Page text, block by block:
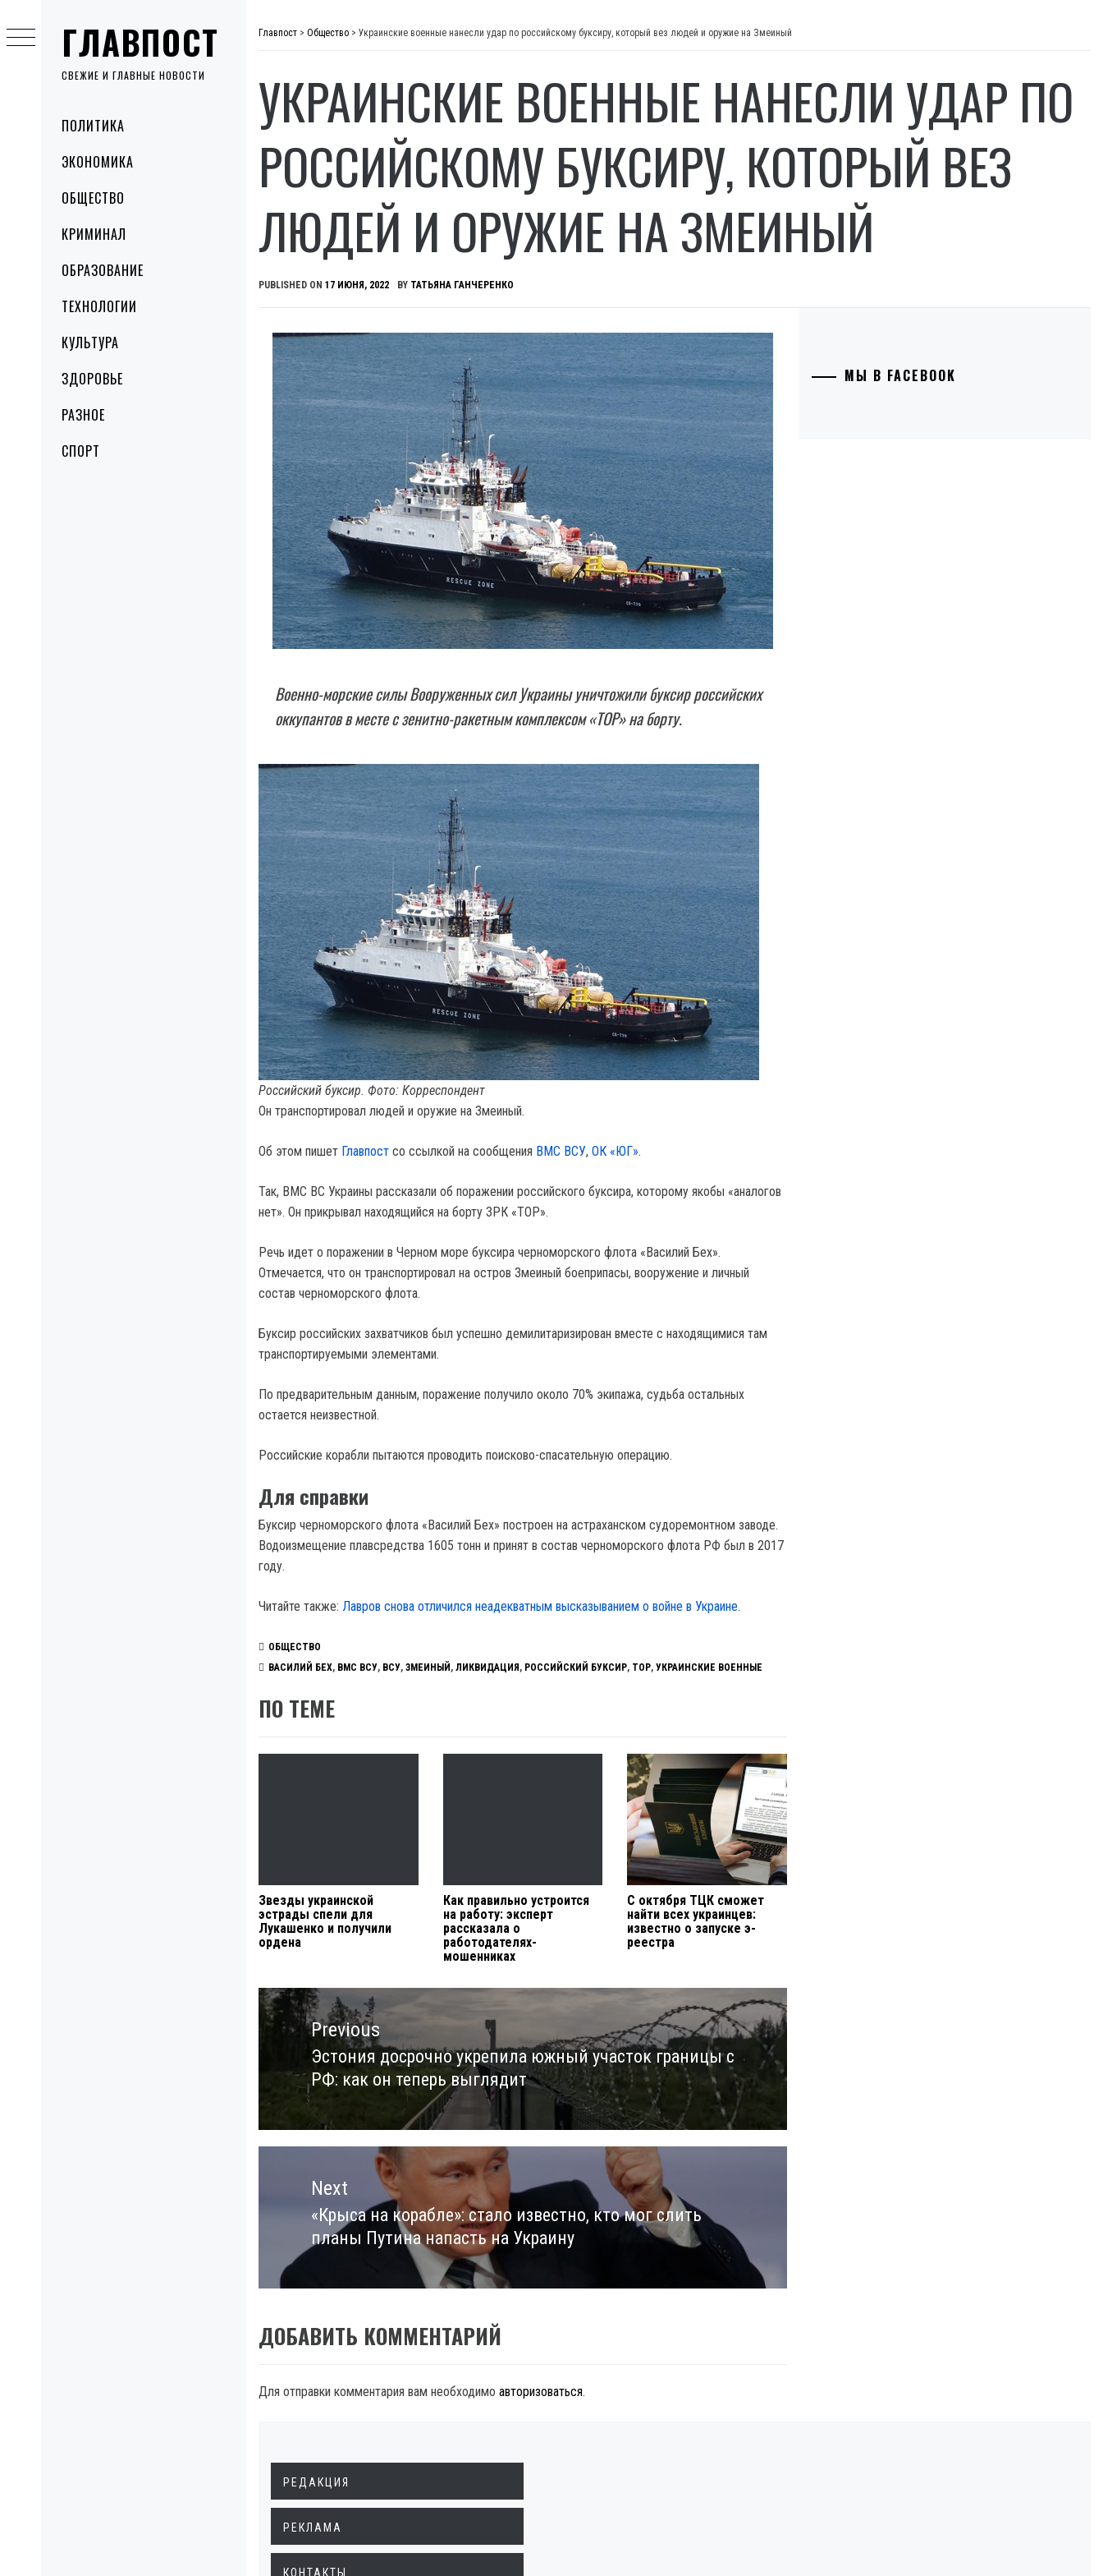
ГЛАВПОСТ
СВЕЖИЕ И ГЛАВНЫЕ НОВОСТИ
MenuПОЛИТИКА
ЭКОНОМИКА
ОБЩЕСТВО
КРИМИНАЛ
ОБРАЗОВАНИЕ
ТЕХНОЛОГИИ
КУЛЬТУРА
ЗДОРОВЬЕ
РАЗНОЕ
СПОРТ
to
content
Главпост > Общество > Украинские военные нанесли удар по российскому буксиру, который вез людей и оружие на Змеиный
УКРАИНСКИЕ ВОЕННЫЕ НАНЕСЛИ УДАР ПО
РОССИЙСКОМУ БУКСИРУ, КОТОРЫЙ ВЕЗ
ЛЮДЕЙ И ОРУЖИЕ НА ЗМЕИНЫЙ
PUBLISHED ON 17 ИЮНЯ, 2022 BY ТАТЬЯНА ГАНЧЕРЕНКО
Военно-морские силы Вооруженных сил Украины уничтожили буксир российских
оккупантов в месте с зенитно-ракетным комплексом «ТОР» на борту.
Российский буксир. Фото: Корреспондент
Он транспортировал людей и оружие на Змеиный.
Об этом пишет Главпост со ссылкой на сообщения ВМС ВСУ, ОК «ЮГ».
Так, ВМС ВС Украины рассказали об поражении российского буксира, которому якобы «аналогов
нет». Он прикрывал находящийся на борту ЗРК «ТОР».
Речь идет о поражении в Черном море буксира черноморского флота «Василий Бех».
Отмечается, что он транспортировал на остров Змеиный боеприпасы, вооружение и личный
состав черноморского флота.
Буксир российских захватчиков был успешно демилитаризирован вместе с находящимися там
транспортируемыми элементами.
По предварительным данным, поражение получило около 70% экипажа, судьба остальных
остается неизвестной.
Российские корабли пытаются проводить поисково-спасательную операцию.
Для справки
Буксир черноморского флота «Василий Бех» построен на астраханском судоремонтном заводе.
Водоизмещение плавсредства 1605 тонн и принят в состав черноморского флота РФ был в 2017
году.
Читайте также: Лавров снова отличился неадекватным высказыванием о войне в Украине.
ОБЩЕСТВО
ВАСИЛИЙ БЕХ, ВМС ВСУ, ВСУ, ЗМЕИНЫЙ , ЛИКВИДАЦИЯ , РОССИЙСКИЙ БУКСИР, ТОР, УКРАИНСКИЕ ВОЕННЫЕ
ПО ТЕМЕ
Звезды украинской
эстрады спели для
Лукашенко и получили
ордена
Как правильно устроится
на работу: эксперт
рассказала о
работодателях-
мошенниках
С октября ТЦК сможет
найти всех украинцев:
известно о запуске э-
реестра
Навигация
по
записямPrevious
Previous
post:
Эстония досрочно укрепила южный участок границы с
РФ: как он теперь выглядит
Next
Next
post:
«Крыса на корабле»: стало известно, кто мог слить
планы Путина напасть на Украину
ДОБАВИТЬ КОММЕНТАРИЙ
Для отправки комментария вам необходимо авторизоваться.
МЫ В FACEBOOK
РЕДАКЦИЯ
РЕКЛАМА
КОНТАКТЫ